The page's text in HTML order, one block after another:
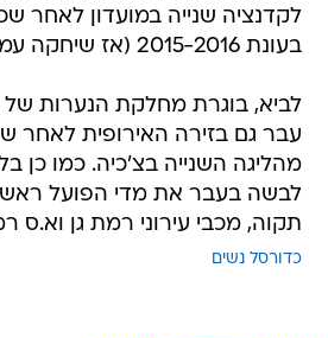
לקדנציה שנייה במועדון לאחר
בעונת 2015-2016 (אז שיחקה עמה בליגה הלאומית).
לביא, בוגרת מחלקת הנערות של
עבר גם בזירה האירופית לאחר
מהליגה השנייה בצ'כיה. כמו כן
לבשה בעבר את מדי הפועל
תקוה, מכבי עירוני רמת גן וא.ס
כדורסל נשים